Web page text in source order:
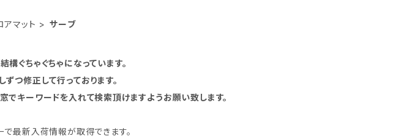
アマット サーブ
ぐちゃぐちゃになっています。
つ修正して行っております。
でキーワードを入れて検索頂けますようお願い致します。
で最新入荷情報が取得できます。